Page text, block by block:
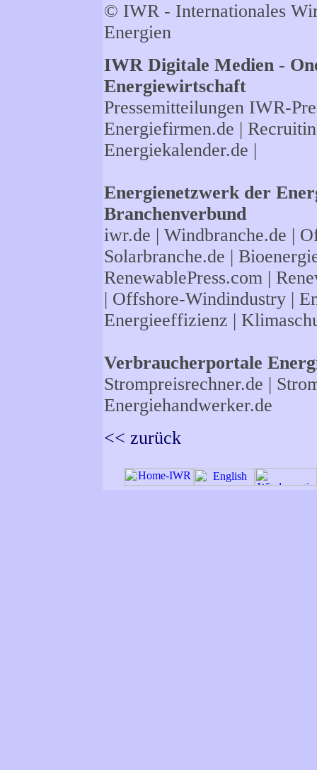
© IWR - Internationales
Energien
IWR Digitale Medien -
Energiewirtschaft
Pressemitteilungen IWR-
Energiefirmen.de |
Energiekalender.de |
Energienetzwerk der
Branchenverbund
iwr.de | Windbranche.de |
Solarbranche.de |
RenewablePress.com|
| Offshore-Windindustry |
Energieeffizienz |
Verbraucherportale
Strompreisrechner.de |
Energiehandwerker.de
<< zurück